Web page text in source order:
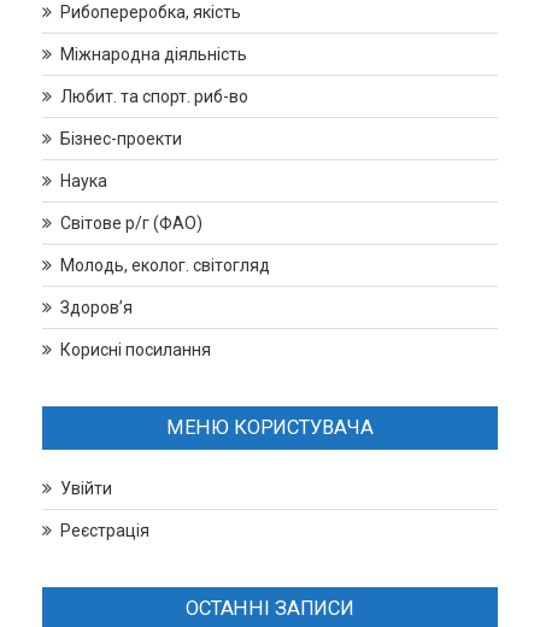
Рибопереробка, якість
Міжнародна діяльність
Любит. та спорт. риб-во
Бізнес-проекти
Наука
Світове р/г (ФАО)
Молодь, еколог. світогляд
Здоров’я
Корисні посилання
МЕНЮ КОРИСТУВАЧА
Увійти
Реєстрація
ОСТАННІ ЗАПИСИ